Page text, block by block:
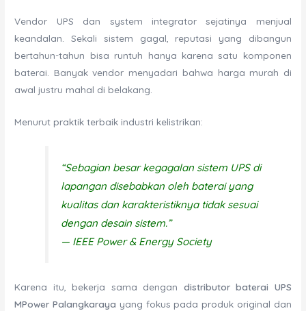
Vendor UPS dan system integrator sejatinya menjual
keandalan. Sekali sistem gagal, reputasi yang dibangun
bertahun-tahun bisa runtuh hanya karena satu komponen
baterai. Banyak vendor menyadari bahwa harga murah di
awal justru mahal di belakang.
Menurut praktik terbaik industri kelistrikan:
“Sebagian besar kegagalan sistem UPS di
lapangan disebabkan oleh baterai yang
kualitas dan karakteristiknya tidak sesuai
dengan desain sistem.”
— IEEE Power & Energy Society
Karena itu, bekerja sama dengan distributor baterai UPS
MPower Palangkaraya yang fokus pada produk original dan